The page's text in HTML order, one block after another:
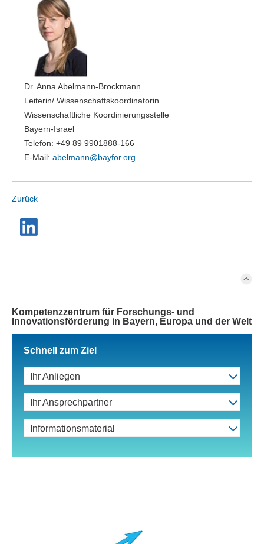
Dr. Anna Abelmann-Brockmann
Leiterin/ Wissenschaftskoordinatorin
Wissenschaftliche Koordinierungsstelle
Bayern-Israel
Telefon: +49 89 9901888-166
E-Mail: abelmann@bayfor.org
Zurück
Kompetenzzentrum für Forschungs- und
Innovationsförderung in Bayern, Europa und der Welt
Schnell zum Ziel
Ihr Anliegen
Ihr Ansprechpartner
Informationsmaterial